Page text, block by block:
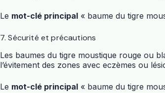
Le mot-clé principal « baume du tigre
7. Sécurité et précautions
Les baumes du tigre moustique rouge ou
l’évitement des zones avec eczèmes ou
Le mot-clé principal « baume du tigre